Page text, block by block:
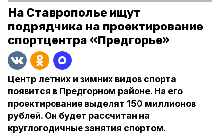
На Ставрополье ищут
подрядчика на проектирование
спортцентра «Предгорье»
Центр летних и зимних видов спорта
появится в Предгорном районе. На его
проектирование выделят 150 миллионов
рублей. Он будет рассчитан на
круглогодичные занятия спортом.